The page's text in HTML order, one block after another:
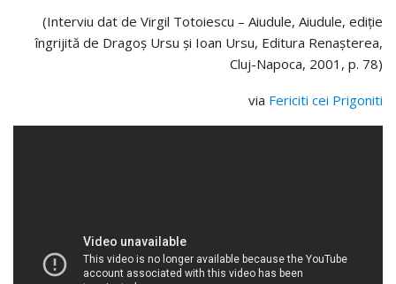
(Interviu dat de Virgil Totoiescu – Aiudule, Aiudule, ediție
îngrijită de Dragoș Ursu și Ioan Ursu, Editura Renașterea,
Cluj-Napoca, 2001, p. 78)
via Fericiti cei Prigoniti